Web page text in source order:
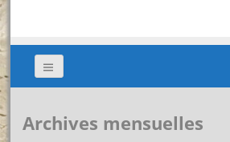
Archives mensuelles